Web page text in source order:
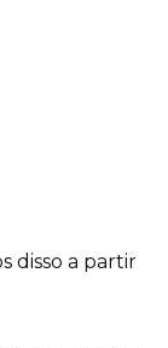
disso a partir